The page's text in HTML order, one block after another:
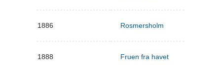
1886 Rosmersholm
1888 Fruen fra havet